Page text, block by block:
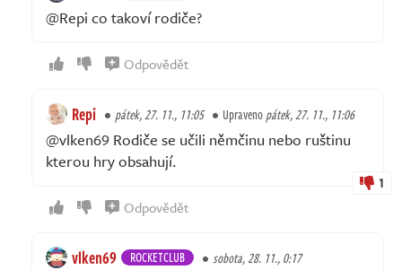
@Repi co takoví rodiče?
Odpovědět
Repi pátek, 27. 11., 11:05 Upravenopátek, 27. 11., 11:06
@vlken69 Rodiče se učili němčinu nebo ruštinu
kterou hry obsahují.
1
Odpovědět
vlken69 ROCKETCLUB sobota, 28. 11., 0:17